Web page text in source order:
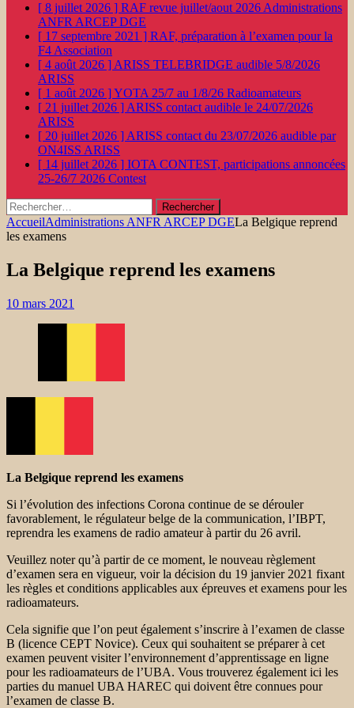
[ 8 juillet 2026 ] RAF revue juillet/aout 2026 Administrations
ANFR ARCEP DGE
[ 17 septembre 2021 ] RAF, préparation à l’examen pour la
F4 Association
[ 4 août 2026 ] ARISS TELEBRIDGE audible 5/8/2026
ARISS
[ 1 août 2026 ]YOTA 25/7 au 1/8/26 Radioamateurs
[ 21 juillet 2026 ] ARISS contact audible le 24/07/2026
ARISS
[ 20 juillet 2026 ] ARISS contact du 23/07/2026 audible par
ON4ISS ARISS
[ 14 juillet 2026 ] IOTA CONTEST, participations annoncées
25-26/7 2026 Contest
Rechercher :
AccueilAdministrations ANFR ARCEP DGELa Belgique reprend
les examens
La Belgique reprend les examens
10 mars 2021
La Belgique reprend les examens
Si l’évolution des infections Corona continue de se dérouler
favorablement, le régulateur belge de la communication, l’IBPT,
reprendra les examens de radio amateur à partir du 26 avril.
Veuillez noter qu’à partir de ce moment, le nouveau règlement
d’examen sera en vigueur, voir la décision du 19 janvier 2021 fixant
les règles et conditions applicables aux épreuves et examens pour les
radioamateurs.
Cela signifie que l’on peut également s’inscrire à l’examen de classe
B (licence CEPT Novice). Ceux qui souhaitent se préparer à cet
examen peuvent visiter l’environnement d’apprentissage en ligne
pour les radioamateurs de l’UBA. Vous trouverez également ici les
parties du manuel UBA HAREC qui doivent être connues pour
l’examen de classe B.